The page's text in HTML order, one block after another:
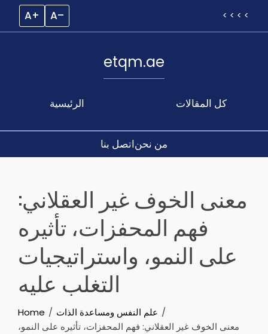
A+ A– < < < <
الرئيسية
etqm.ae
كل المقالات
اتصل بنامن نحن
contentمعنى الخوف غير العقلاني:
فهم المحفزات، تأثيره
على النمو، واستراتيجيات
التغلب عليه
Home
علم النفس ومساعدة الذات
معنى الخوف غير العقلاني: فهم المحفزات، تأثيره على النمو،